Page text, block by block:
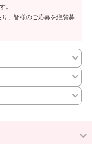
。
、皆様のご応募を絶賛募